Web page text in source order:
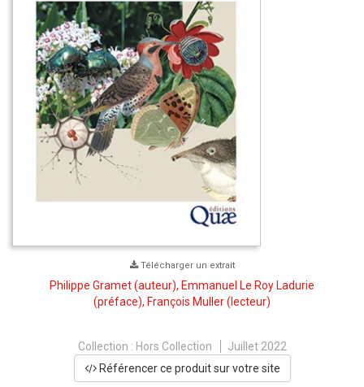
Télécharger un extrait
Philippe Gramet(auteur), Emmanuel Le Roy Ladurie
(préface), François Muller(lecteur)
Collection : Hors Collection
Juillet 2022
Référencer ce produit sur votre site